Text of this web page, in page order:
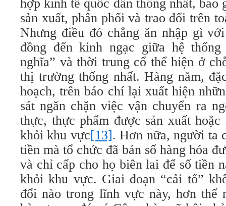
hợp kinh tế quốc dân thống nhất, bao
sản xuất, phân phối và trao đổi trên
Nhưng điều đó chẳng ăn nhập gì
đồng đến kinh ngạc giữa hệ
nghĩa” và thời trung cổ thể hiện ở
thị trường thống nhất. Hàng năm,
hoạch, trên báo chí lại xuất hiện
sát ngăn chặn việc vận chuyển ra
thực, thực phẩm được sản xuất
khỏi khu vực[13]. Hơn nữa, người ta
tiền mà tổ chức đã bán số hàng hóa
và chỉ cấp cho họ biên lai để số tiền
khỏi khu vực. Giai đoạn “cải tổ”
đổi nào trong lĩnh vực này, hơn thế